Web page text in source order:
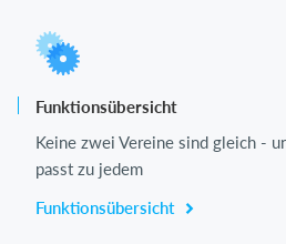
Funktionsübersicht
Keine zwei Vereine sind gleich -
passt zu jedem
Funktionsübersicht